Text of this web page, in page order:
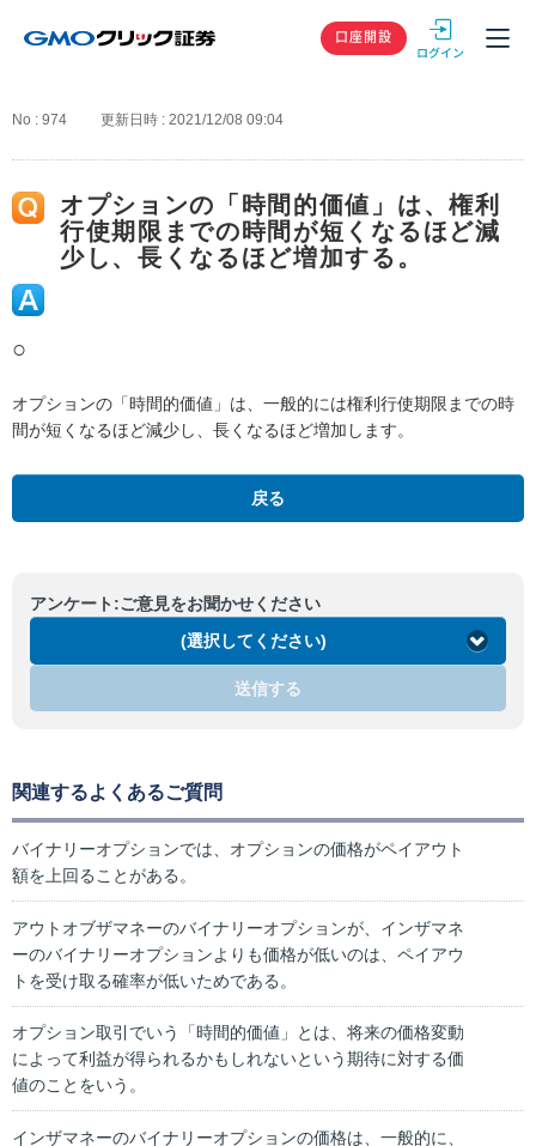
GMOクリック
口座開設
No : 974 更新日時 : 2021/12/08 09:04
オプションの「時間的価値」は、権利
行使期限までの時間が短くなるほど減
少し、長くなるほど増加する。
○
オプションの「時間的価値」は、一般的には権利行使期限までの時
間が短くなるほど減少し、長くなるほど増加します。
戻る
アンケート:ご意見をお聞かせください
(選択してください)
送信する
関連するよくあるご質問
バイナリーオプションでは、オプションの価格がペイアウト
額を上回ることがある。
アウトオブザマネーのバイナリーオプションが、インザマネ
ーのバイナリーオプションよりも価格が低いのは、ペイアウ
トを受け取る確率が低いためである。
オプション取引でいう「時間的価値」とは、将来の価格変動
によって利益が得られるかもしれないという期待に対する価
値のことをいう。
インザマネーのバイナリーオプションの価格は、一般的に、